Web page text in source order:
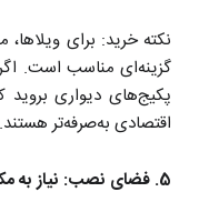
نکته خرید: برای
گزینه‌ای مناسب است.
پکیج‌های دیواری
اقتصادی به‌صرفه‌تر هستند.
5. فضای نصب: نیاز به مکان مناسب برای نصب